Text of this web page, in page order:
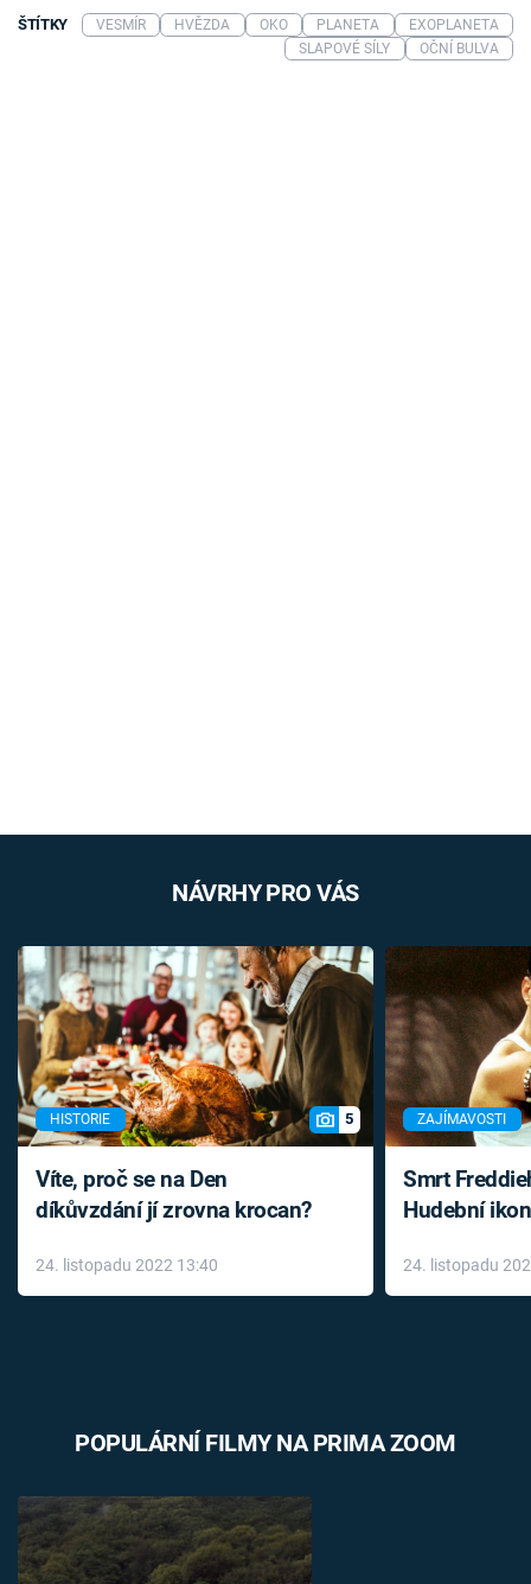
ŠTÍTKY VESMÍR HVĚZDA OKO PLANETA
EXOPLANETA
SLAPOVÉ SÍLY
OČNÍ BULVA
NÁVRHY PRO VÁS
HISTORIE 5
Víte, proč se na Den
díkůvzdání jí zrovna krocan?
24. listopadu 2022 13:40
ZAJÍMAVOSTI
Smrt
Hudební
léky
24. listopadu
POPULÁRNÍ FILMY NA PRIMA ZOOM